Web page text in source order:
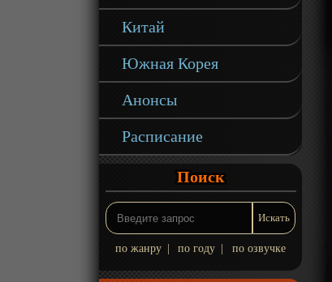
Китай
Южная Корея
Анонсы
Расписание
Поиск
по жанру по году по озвучке